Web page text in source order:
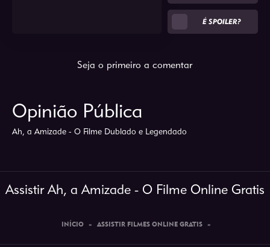
É SPOILER?
Seja o primeiro a comentar
Opinião Pública
Ah, a Amizade - O Filme Dublado e Legendado
Assistir Ah, a Amizade - O Filme Online Gratis
INÍCIO » ASSISTIR FILMES ONLINE GRATIS »